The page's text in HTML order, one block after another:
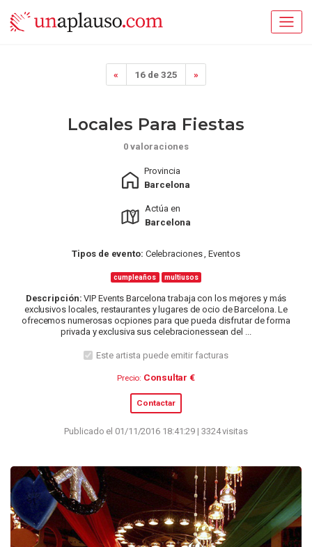
« 16 de 325 »
Locales Para Fiestas
0 valoraciones
Provincia
Barcelona
Actúa en
Barcelona
Tipos de evento: Celebraciones , Eventos
cumpleaños multiusos
Descripción: VIP Events Barcelona trabaja con los mejores y más
exclusivos locales, restaurantes y lugares de ocio de Barcelona. Le
ofrecemos numerosas ocpiones para que pueda disfrutar de forma
privada y exclusiva sus celebracionessean del ...
Este artista puede emitir facturas
Precio: Consultar €
Contactar
Publicado el 01/11/2016 18:41:29 | 3324 visitas